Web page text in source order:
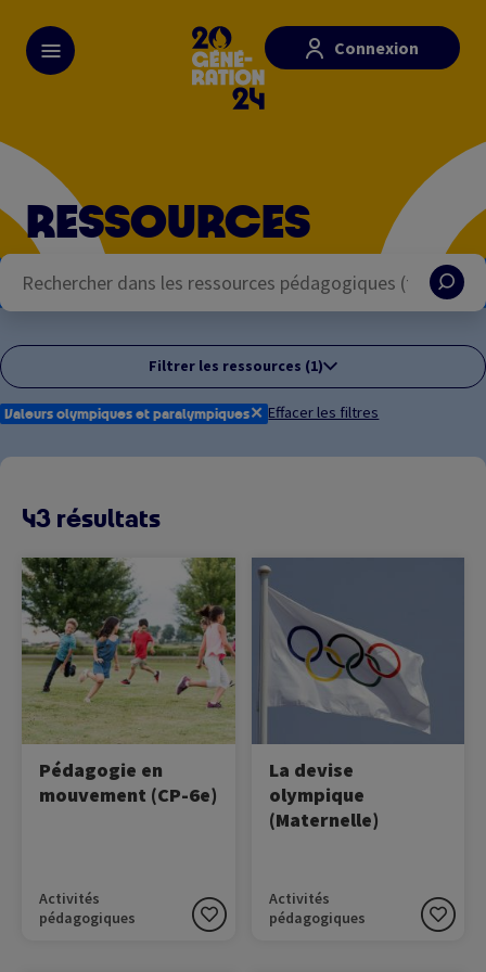
main
content
Connexion
RESSOURCES
Filtrer les ressources (1)
Valeurs olympiques et paralympiques✕ Effacer les filtres
43 résultats
Image
Pédagogie en
mouvement (CP-6e)
Activités
pédagogiques
La pédagogie en
mouvement est une
méthode d'éducation
active et participative qui
utilise l'activité physique
comme outil.
Image
La devise
olympique
(Maternelle)
Activités
pédagogiques
Olympiques est "Ciltius,
altius, fortius", qui signifie
"Plus vite, plus haut, plus
fort".